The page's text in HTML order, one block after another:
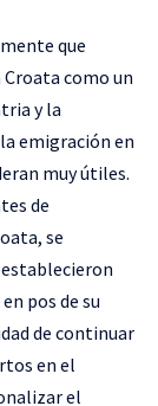
que
como un
y la
emigración en
muy útiles.
de
se
pos de su
de continuar
en el
el